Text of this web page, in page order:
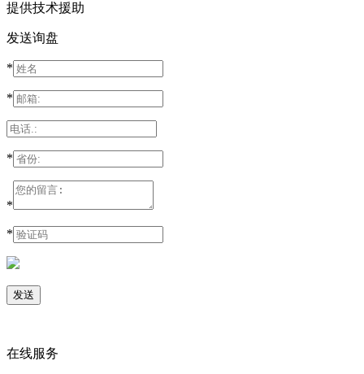
提供技术援助
发送询盘
*
*
*
*
*
在线服务